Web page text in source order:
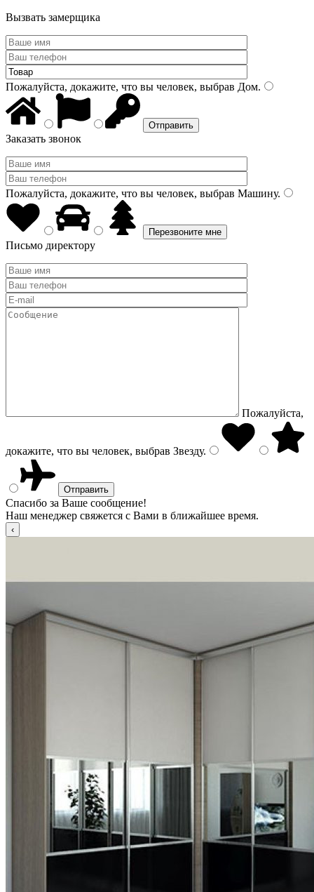
Вызвать замерщика
Пожалуйста, докажите, что вы человек, выбрав Дом.
Заказать звонок
Пожалуйста, докажите, что вы человек, выбрав Машину.
Письмо директору
Пожалуйста,
докажите, что вы человек, выбрав Звезду.
Спасибо за Ваше сообщение!
Наш менеджер свяжется с Вами в ближайшее время.